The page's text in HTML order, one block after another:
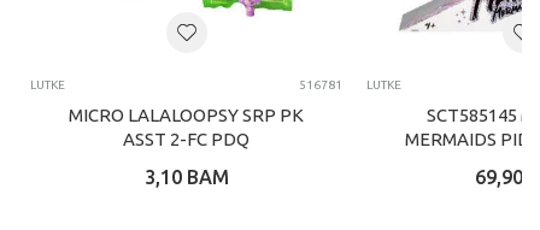
LUTKE 516781
MICRO LALALOOPSY SRP PK
ASST 2-FC PDQ
3,10 BAM
LUTKE
SCT585145
MERMAIDS
69,90